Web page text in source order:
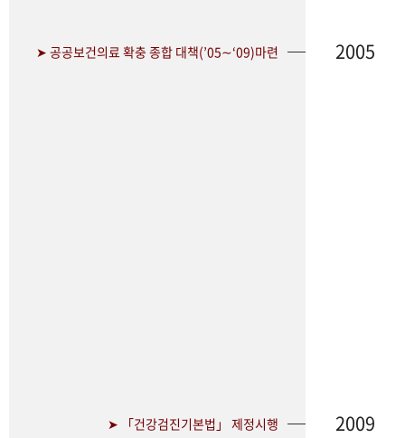
➤ 공공보건의료 확충 종합 대책(’05∼‘09)마련 2005
➤ 「건강검진기본법」 제정시행 2009